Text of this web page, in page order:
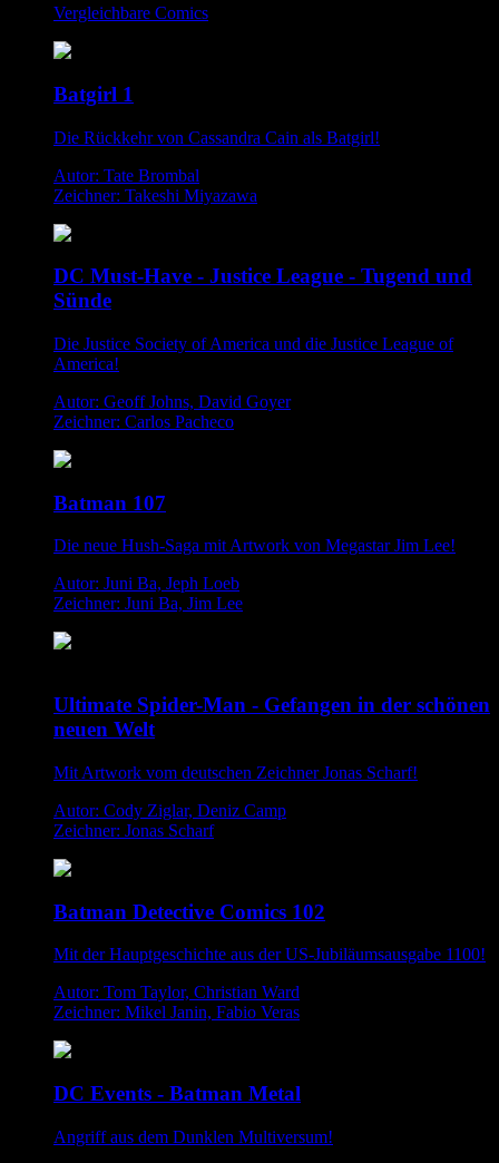
Vergleichbare Comics
Batgirl 1
Die Rückkehr von Cassandra Cain als Batgirl!
Autor: Tate Brombal
Zeichner: Takeshi Miyazawa
DC Must-Have - Justice League - Tugend und
Sünde
Die Justice Society of America und die Justice League of
America!
Autor: Geoff Johns, David Goyer
Zeichner: Carlos Pacheco
Batman 107
Die neue Hush-Saga mit Artwork von Megastar Jim Lee!
Autor: Juni Ba, Jeph Loeb
Zeichner: Juni Ba, Jim Lee
Ultimate Spider-Man - Gefangen in der schönen
neuen Welt
Mit Artwork vom deutschen Zeichner Jonas Scharf!
Autor: Cody Ziglar, Deniz Camp
Zeichner: Jonas Scharf
Batman Detective Comics 102
Mit der Hauptgeschichte aus der US-Jubiläumsausgabe 1100!
Autor: Tom Taylor, Christian Ward
Zeichner: Mikel Janin, Fabio Veras
DC Events - Batman Metal
Angriff aus dem Dunklen Multiversum!